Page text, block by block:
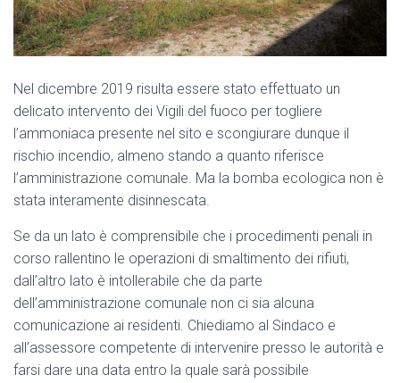
Nel dicembre 2019 risulta essere stato effettuato un
delicato intervento dei Vigili del fuoco per togliere
l’ammoniaca presente nel sito e scongiurare dunque il
rischio incendio, almeno stando a quanto riferisce
l’amministrazione comunale. Ma la bomba ecologica non è
stata interamente disinnescata.
Se da un lato è comprensibile che i procedimenti penali in
corso rallentino le operazioni di smaltimento dei rifiuti,
dall’altro lato è intollerabile che da parte
dell’amministrazione comunale non ci sia alcuna
comunicazione ai residenti. Chiediamo al Sindaco e
all’assessore competente di intervenire presso le autorità e
farsi dare una data entro la quale sarà possibile